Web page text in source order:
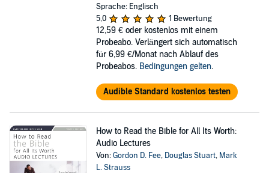
Sprache: Englisch
5,0
1 Bewertung
12,59 € oder kostenlos mit einem
Probeabo. Verlängert sich automatisch
für 6,99 €/Monat nach Ablauf des
Probeabos. Bedingungen gelten.
Audible Standard kostenlos testen
How to Read the Bible for All Its Worth:
Audio Lectures
Von:Gordon D. Fee, Douglas Stuart, Mark
L. Strauss